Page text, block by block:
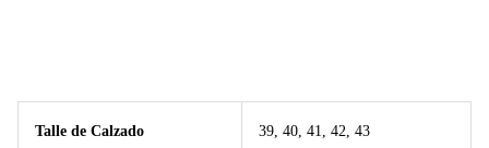
Talle de Calzado 39, 40, 41, 42, 43